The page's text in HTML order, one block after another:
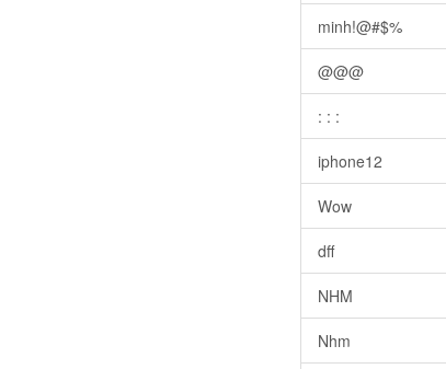
minh!@#$%
@@@
: : :
iphone12
Wow
dff
NHM
Nhm